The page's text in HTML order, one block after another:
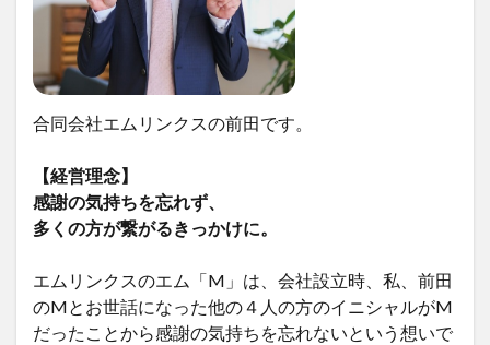
合同会社エムリンクスの前田です。
【経営理念】
感謝の気持ちを忘れず、
多くの方が繋がるきっかけに。
エムリンクスのエム「M」は、会社設立時、私、前田
のMとお世話になった他の４人の方のイニシャルがM
だったことから感謝の気持ちを忘れないという想いで